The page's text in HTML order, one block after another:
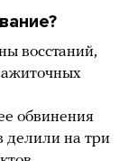
восстаний,
обвинения
делили на три